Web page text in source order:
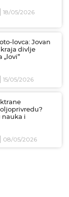
18/05/2026
lovca: Jovan
divlje
„lovi”
15/05/2026
nauka i
08/05/2026